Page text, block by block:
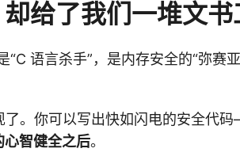
给了我们一堆文书
语言杀手”，是内存安全的“弥赛
。你可以写出快如闪电的安全代
心智健全之后。